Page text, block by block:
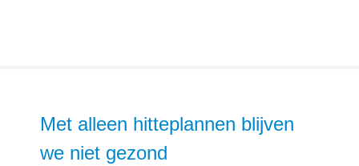
Met alleen hitteplannen blijven
we niet gezond